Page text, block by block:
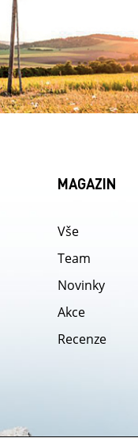
MAGAZIN
Vše
Team
Novinky
Akce
Recenze